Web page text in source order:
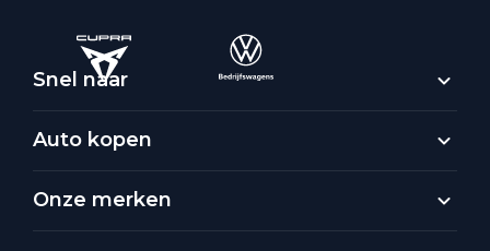
Snel naar
Auto kopen
Onze merken